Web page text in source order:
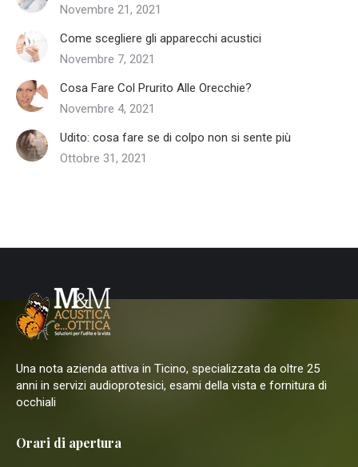
Novembre 21, 2021
Come scegliere gli apparecchi acustici
Novembre 7, 2021
Cosa Fare Col Prurito Alle Orecchie?
Novembre 4, 2021
Udito: cosa fare se di colpo non si sente più
Ottobre 31, 2021
Una nota azienda attiva in Ticino, specializzata da oltre 25
anni in servizi audioprotesici, esami della vista e fornitura di
occhiali
Orari di apertura